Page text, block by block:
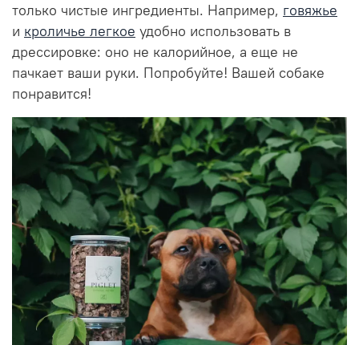
только чистые ингредиенты. Например, говяжье
и кроличье легкое удобно использовать в
дрессировке: оно не калорийное, а еще не
пачкает ваши руки. Попробуйте! Вашей собаке
понравится!